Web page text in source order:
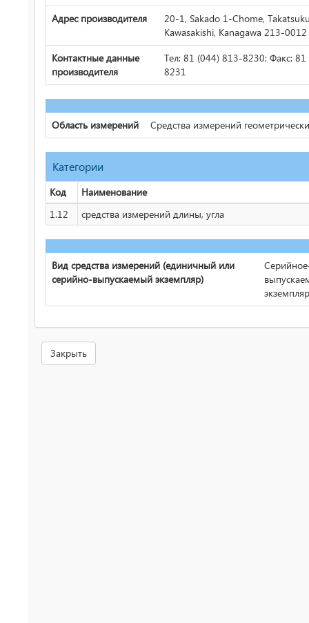
Адрес производителя
20-1, Sakado 1-Chome,
Kawasakishi, Kanagawa 213-0012
Контактные данные
производителя
Тел: 81 (044) 813-8230; Факс:
8231
Область измерений Средства измерений
Категории
Код
Наименование
1.12
средства измерений длины, угла
Вид средства измерений (единичный или
серийно-выпускаемый экземпляр)
экземпляр
Закрыть